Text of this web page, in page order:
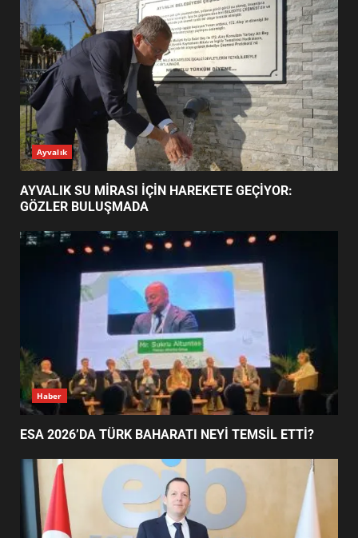
7
BURHANİYE BELEDİYESPOR’DA
YENİ YÖNETİM NASIL
ŞEKİLLENDİ?
1
AYVALIK SU MİRASI İÇİN
HAREKETE GEÇİYOR: GÖZLER
BULUŞMADA
ESA 2026’DA TÜRK BAHARATI
NEYİ TEMSİL ETTİ?
3
EİB’DE KRİTİK ATAMA:
SÜRDÜRÜLEBİLİRLİKTE NE
DEĞİŞECEK?
4
FİNALİNDE NE BAŞARDI?
Ayvalık
AYVALIK SU MİRASI İÇİN HAREKETE GEÇİYOR:
GÖZLER BULUŞMADA
Haber
ESA 2026’DA TÜRK BAHARATI NEYİ TEMSİL ETTİ?